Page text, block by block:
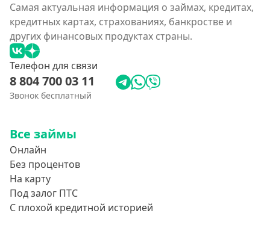
Самая актуальная информация о займах, кредитах,
кредитных картах, страхованиях, банкростве и
других финансовых продуктах страны.
Телефон для связи
8 804 700 03 11
Звонок бесплатный
Все займы
Онлайн
Без процентов
На карту
Под залог ПТС
С плохой кредитной историей